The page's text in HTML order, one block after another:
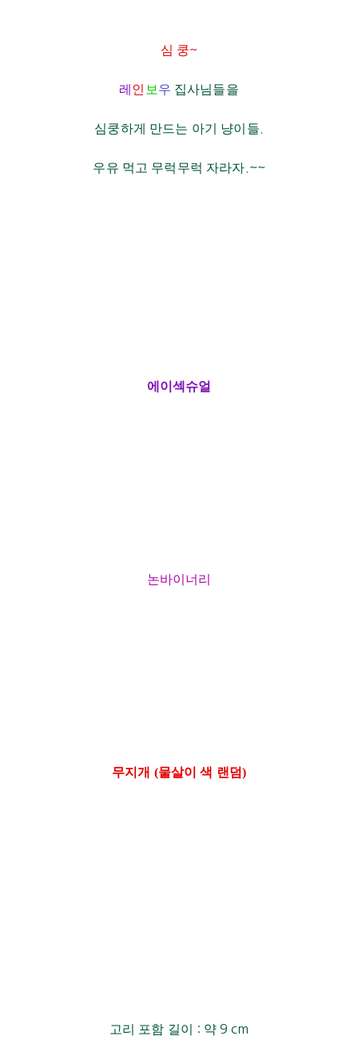
심 쿵~
레 인 보 우 집사님들을
심쿵하게 만드는 아기 냥이들
우유 먹고 무럭무럭 자라자 .~~
에이섹슈얼
논바이너리
무지개 (물살이 색 랜덤)
고리 포함 길이 : 약9 cm